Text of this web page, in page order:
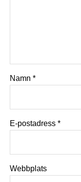
Namn *
E-postadress *
Webbplats